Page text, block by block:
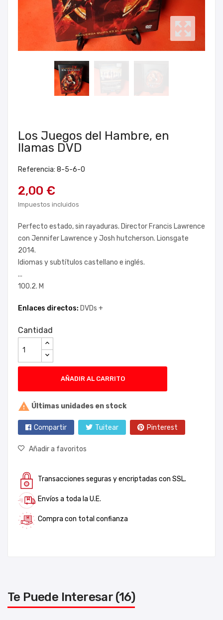
Los Juegos del Hambre, en
llamas DVD
Referencia: 8-5-6-0
2,00 €
Impuestos incluidos
Perfecto estado, sin rayaduras. Director Francis Lawrence
con Jennifer Lawrence y Josh hutcherson. Lionsgate
2014.
Idiomas y subtítulos castellano e inglés.
...
100.2. M
Enlaces directos: DVDs +
Cantidad
AÑADIR AL CARRITO
 Últimas unidades en stock
Compartir Tuitear Pinterest
Añadir a favoritos
Transacciones seguras y encriptadas con SSL.
Envíos a toda la U.E.
Compra con total confianza
Te Puede Interesar (16)